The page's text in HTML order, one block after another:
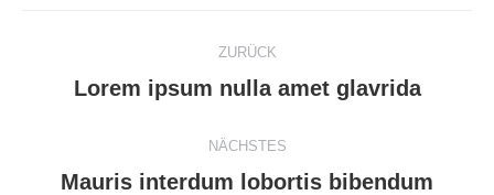
Kommentarnavigation
ZURÜCK
Vorheriger
Lorem ipsum nulla amet glavrida
NÄCHSTES
Nächster
Mauris interdum lobortis bibendum